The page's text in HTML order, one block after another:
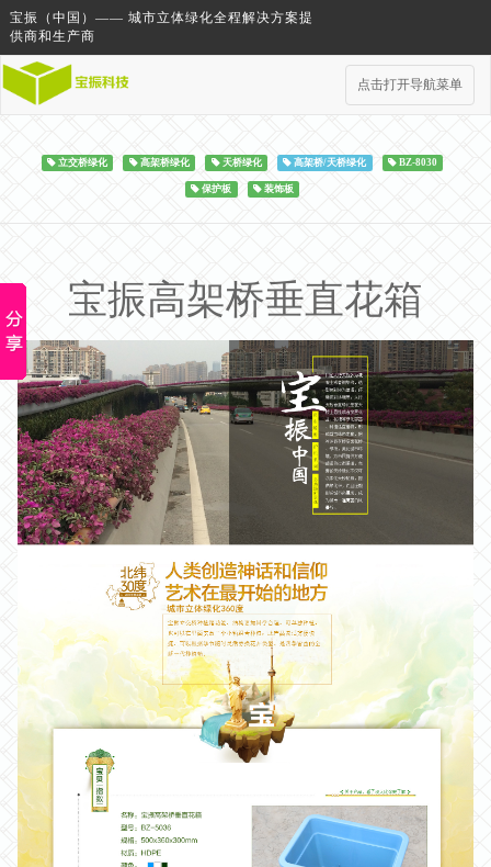
宝振（中国）—— 城市立体绿化全程解决方案提
供商和生产商
点击打开导航菜单
立交桥绿化 高架桥绿化 天桥绿化 高架桥/天桥绿化 BZ-8030
保护板 装饰板
宝振高架桥垂直花箱